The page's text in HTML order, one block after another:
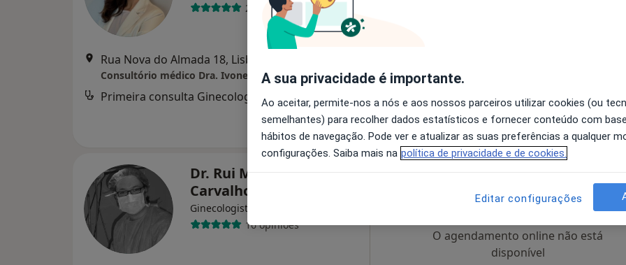
24 opiniões
Rua Nova do Almada 18, Lisboa
Consultório médico Dra. Ivone Dias
Primeira consulta Ginecologia - Obstetricia 110 €
Dr. Rui Marques de
Carvalho
Ginecologista
16 opiniões
10 Ago
O agendamento online não está
disponível
A sua privacidade é importante.
Ao aceitar, permite-nos a nós e aos nossos parceiros utilizar cookies (ou
semelhantes) para recolher dados estatísticos e fornecer conteúdo com
hábitos de navegação. Pode ver e atualizar as suas preferências a qualquer
configurações. Saiba mais na política de privacidade e de cookies.
Editar configurações